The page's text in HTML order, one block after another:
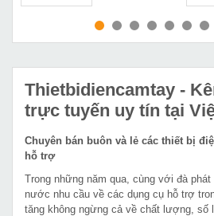
MUA NGAY
Thietbidiencamtay -
trực tuyến uy tín tại
Chuyên bán buôn và lẻ các thiết bị
hỗ trợ
Trong những năm qua, cùng với đà
nước nhu cầu về các dụng cụ hỗ trợ
tăng không ngừng cả về chất lượng, số